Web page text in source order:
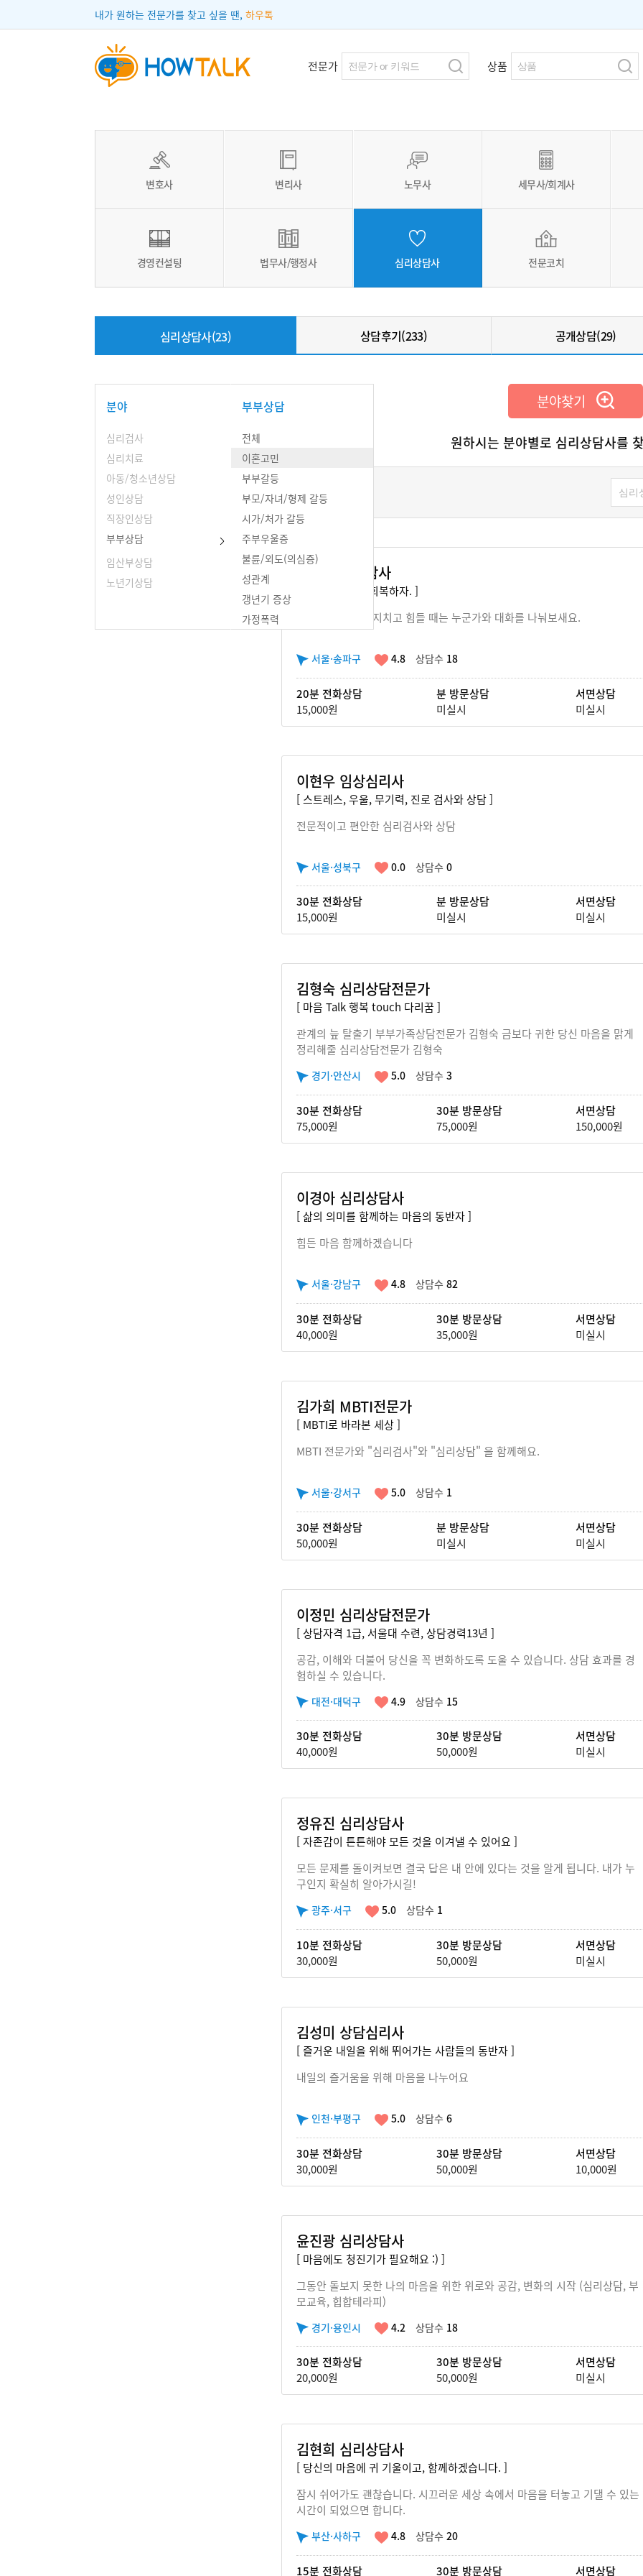
내가 원하는 전문가를 찾고 싶을 땐, 하우톡
전문가 상품
변호사 변리사 노무사 세무사/회계사
경영컨설팅 법무사/행정사 심리상담사 전문코치
심리상담사(23) 상담후기(233) 공개상담(29)
분야
심리검사
심리치료
아동/청소년상담
성인상담
직장인상담
부부상담
부부상담
전체
이혼고민
부부갈등
부모/자녀/형제 갈등
시가/처가 갈등
주부우울증
불륜/외도(의심증)
성관계
갱년기 증상
가정폭력
임산부상담
노년기상담
분야찾기
원하시는 분야별로 심리상담사를
회복 심리상담사
[ 상처난 마음을 회복하자. ]
마음이 아프거나 지치고 힘들 때는 누군가와 대화를 나눠보새요.
서울·송파구 4.8 상담수 18
20분 전화상담
15,000원
분 방문상담
미실시
서면상담
미실시
이현우 임상심리사
[ 스트레스, 우울, 무기력, 진로 검사와 상담 ]
전문적이고 편안한 심리검사와 상담
서울·성북구 0.0 상담수 0
30분 전화상담
15,000원
분 방문상담
미실시
서면상담
미실시
김형숙 심리상담전문가
[ 마음 Talk 행복 touch 다리꿈 ]
관계의 늪 탈출기 부부가족상담전문가 김형숙 금보다 귀한 당신 마음을 맑게
정리해줄 심리상담전문가 김형숙
경기·안산시 5.0 상담수 3
30분 전화상담
75,000원
30분 방문상담
75,000원
서면상담
150,000원
이경아 심리상담사
[ 삶의 의미를 함께하는 마음의 동반자 ]
힘든 마음 함께하겠습니다
서울·강남구 4.8 상담수 82
30분 전화상담
40,000원
30분 방문상담
35,000원
서면상담
미실시
김가희 MBTI전문가
[ MBTI로 바라본 세상 ]
MBTI 전문가와 "심리검사"와 "심리상담" 을 함께해요.
서울·강서구 5.0 상담수 1
30분 전화상담
50,000원
분 방문상담
미실시
서면상담
미실시
이정민 심리상담전문가
[ 상담자격 1급, 서울대 수련, 상담경력13년 ]
공감, 이해와 더불어 당신을 꼭 변화하도록 도울 수 있습니다. 상담 효과를 경
험하실 수 있습니다.
대전·대덕구 4.9 상담수 15
30분 전화상담
40,000원
30분 방문상담
50,000원
서면상담
미실시
정유진 심리상담사
[ 자존감이 튼튼해야 모든 것을 이겨낼 수 있어요 ]
모든 문제를 돌이켜보면 결국 답은 내 안에 있다는 것을 알게 됩니다. 내가 누
구인지 확실히 알아가시길!
광주·서구 5.0 상담수 1
10분 전화상담
30,000원
30분 방문상담
50,000원
서면상담
미실시
김성미 상담심리사
[ 즐거운 내일을 위해 뛰어가는 사람들의 동반자 ]
내일의 즐거움을 위해 마음을 나누어요
인천·부평구 5.0 상담수 6
30분 전화상담
30,000원
30분 방문상담
50,000원
서면상담
10,000원
윤진광 심리상담사
[ 마음에도 청진기가 필요해요 :) ]
그동안 돌보지 못한 나의 마음을 위한 위로와 공감, 변화의 시작 (심리상담, 부
모교육, 힙합테라피)
경기·용인시 4.2 상담수 18
30분 전화상담
20,000원
30분 방문상담
50,000원
서면상담
미실시
김현희 심리상담사
[ 당신의 마음에 귀 기울이고, 함께하겠습니다. ]
잠시 쉬어가도 괜찮습니다. 시끄러운 세상 속에서 마음을 터놓고 기댈 수 있는
시간이 되었으면 합니다.
부산·사하구 4.8 상담수 20
15분 전화상담 30분 방문상담 서면상담